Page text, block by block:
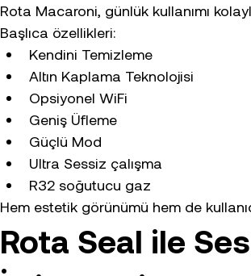
Rota Macaroni, günlük kullanımı
Başlıca özellikleri:
Kendini Temizleme
Altın Kaplama Teknolojisi
Opsiyonel WiFi
Geniş Üfleme
Güçlü Mod
Ultra Sessiz çalışma
R32 soğutucu gaz
Hem estetik görünümü hem de
Rota Seal ile